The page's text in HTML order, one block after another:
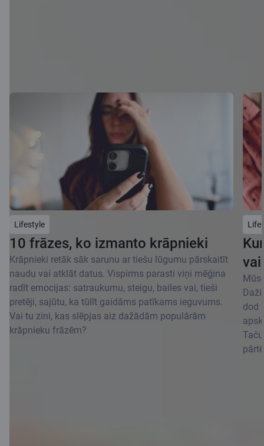
Lifestyle
10 frāzes, ko izmanto krāpnieki
Krāpnieki retāk sāk sarunu ar tiešu lūgumu pārskaitīt
naudu vai atklāt datus. Vispirms parasti viņi mēģina
radīt emocijas: satraukumu, steigu, bailes vai, tieši
pretēji, sajūtu, ka tūlīt gaidāms patīkams ieguvums.
Vai tu zini, kas slēpjas aiz dažādām populārām
krāpnieku frāzēm?
vai
dod